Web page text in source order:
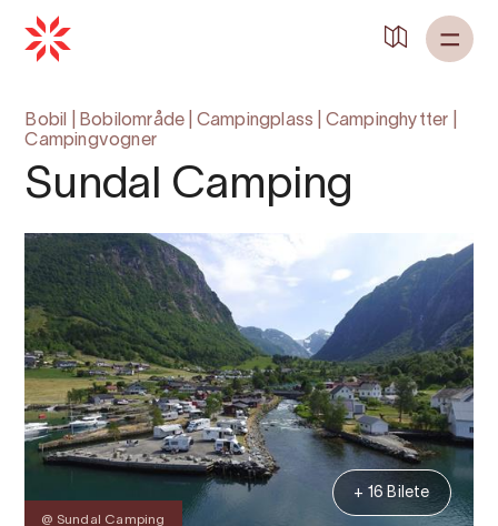
Bobil Bobilområde Campingplass Campinghytter
Campingvogner
Sundal Camping
@ Sundal Camping
+ 16 Bilete